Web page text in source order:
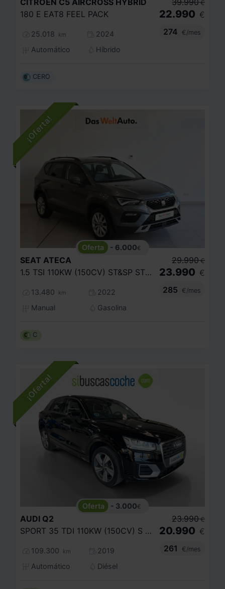
CITROEN C5 AIRCROSS HYBRID
180 E EAT8 FEEL PACK
25.018 km
2024
Automático
Híbrido
39.990 €
22.990 €
274
€/mes
CERO
- 6.000€
SEAT ATECA
1.5 TSI 110KW (150CV) ST&SP STYLE
13.480 km
2022
Manual
Gasolina
29.990 €
23.990 €
285
€/mes
C
- 3.000€
AUDI Q2
SPORT 35 TDI 110KW (150CV) S TRONIC
109.300 km
2019
Automático
Diésel
23.990 €
20.990 €
261
€/mes